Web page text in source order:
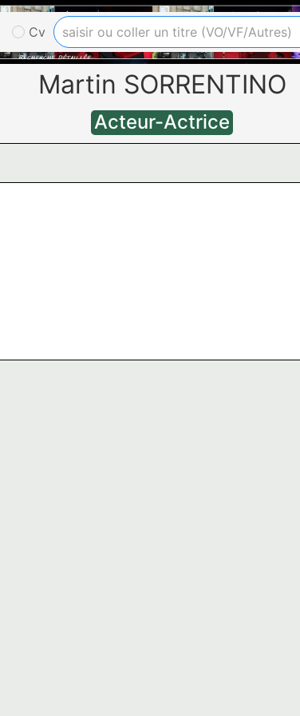
Cv
Martin SORRENTINO
Acteur-Actrice